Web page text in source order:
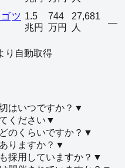
ツ 1.5
兆円
744
万円
27,681
人
—
り自動取得
はいつですか？ ▼
ください ▼
のくらいですか？ ▼
りますか？ ▼
採用していますか？ ▼